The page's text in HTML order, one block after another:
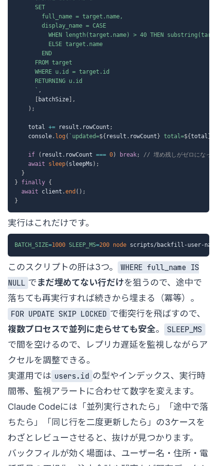
      SET
        full_name = target.name,
        display_name = CASE
WHEN length(target.name) > 40 THEN
          ELSE target.name
        END
      FROM target
      WHERE u.id = target.id
      RETURNING u.id
` ,
batchSize
,
) ;
    total
+= result . rowCount ;
    console
. log ( ` updated=${ result . rowCount } total=${total }
if ( result . rowCount === 0) break;
// 埋め残しがゼロになっ
await
sleep( sleepMs ) ;
}
}
finally {
await client .end ( ) ;
}
実行はこれだけです。
BATCH_SIZE=1000 SLEEP_MS=200 node
このスクリプトの肝は3つ。
WHERE full_name IS
NULL でまだ埋めてない行だけを狙うので、途中で
落ちても再実行すれば続きから埋まる（冪等）。
FOR UPDATE SKIP LOCKED で衝突行を飛ばすので、
複数プロセスで並列に走らせても安全。
SLEEP_MS
で間を空けるので、レプリカ遅延を監視しながらア
クセルを調整できる。
実運用では users.id の型やインデックス、実行時
間帯、監視アラートに合わせて数字を変えます。
Claude Codeには「並列実行されたら」「途中で落
ちたら」「同じ行を二度更新したら」の3ケースを
わざとレビューさせると、抜けが見つかります。
バックフィルが効く場面は、ユーザー名・住所・電